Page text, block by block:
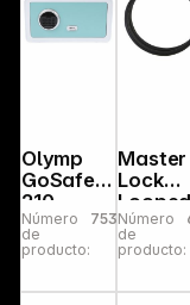
Olymp
GoSafe
210
weiß/bla
u
Número
de
producto:
753895
Master
Lock
Looped
End
Cable
49EURD
Número
de
producto: